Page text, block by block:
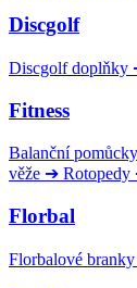
Discgolf
Discgolf doplňky
Fitness
Balanční pomůcky
věže ➔ Rotopedy
Florbal
Florbalové branky